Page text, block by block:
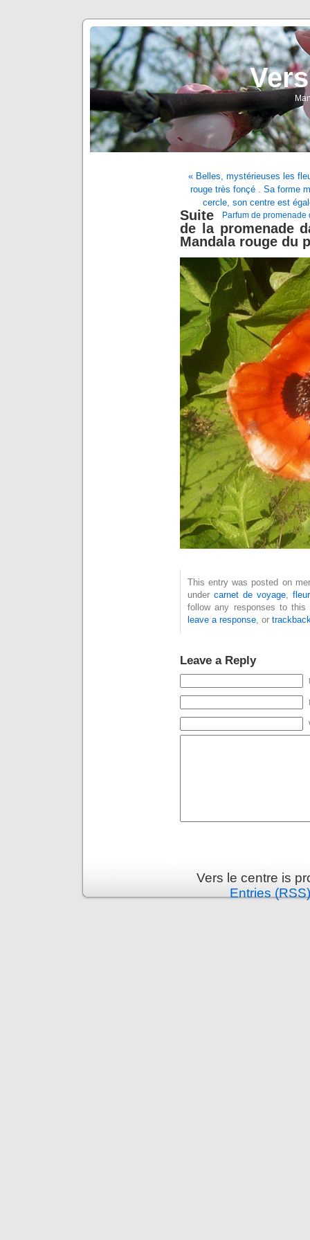
« Belles, mystérieuses les
rouge très fonçé . Sa forme
cercle, son centre est
Parfum de promenade
Suite
de la promenade
Mandala rouge du
This entry was posted on
under carnet de voyage fleur
follow any responses to
leave a response , or
Leave a Reply
Vers le centre is
Entries (RSS)